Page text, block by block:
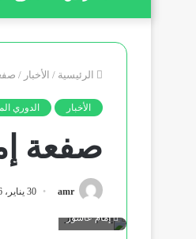
الرئيسية / الأخبار /
الأخبار الدوري
صفعة
amr 30 يناير، 2026
إمام عاشور